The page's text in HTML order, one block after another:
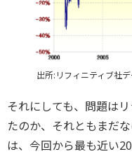
出所:リフィニティブ社
それにしても、問題は
たのか、それともまだ
は、今回から最も近い